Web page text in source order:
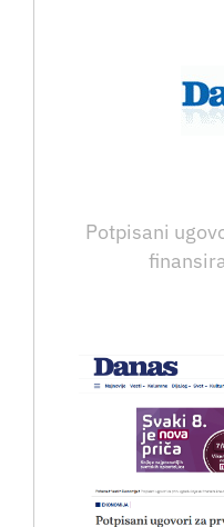
Potpisani